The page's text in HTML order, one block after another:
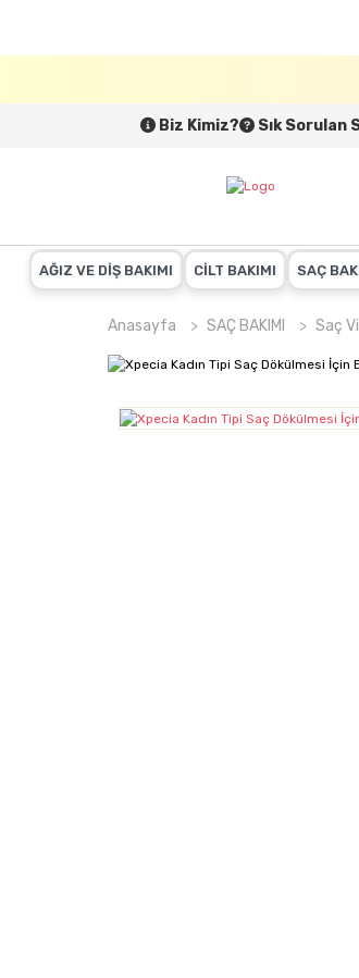
Biz Kimiz? Sık Sorulan
AĞIZ VE DİŞ BAKIMI CİLT BAKIMI SAÇ
Anasayfa SAÇ BAKIMI Saç